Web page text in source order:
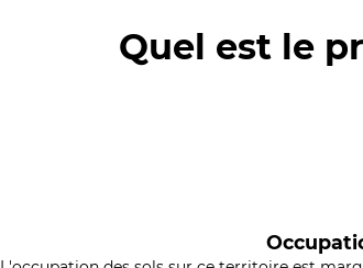
Quel est le